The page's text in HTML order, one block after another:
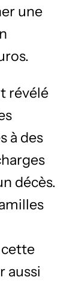
une
révélé
à des
décès.
cette
aussi